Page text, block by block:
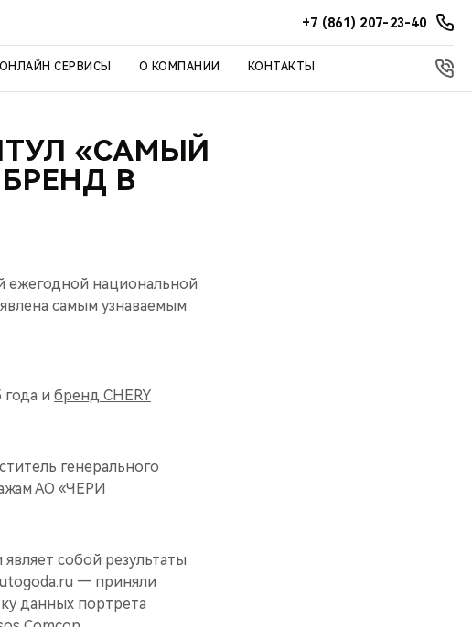
+7 (861) 207-23-40
ОНЛАЙН СЕРВИСЫ О КОМПАНИИ КОНТАКТЫ
«САМЫЙ
В
ежегодной национальной
самым узнаваемым
и бренд CHERY
генерального
АО «ЧЕРИ
собой результаты
— приняли
данных портрета